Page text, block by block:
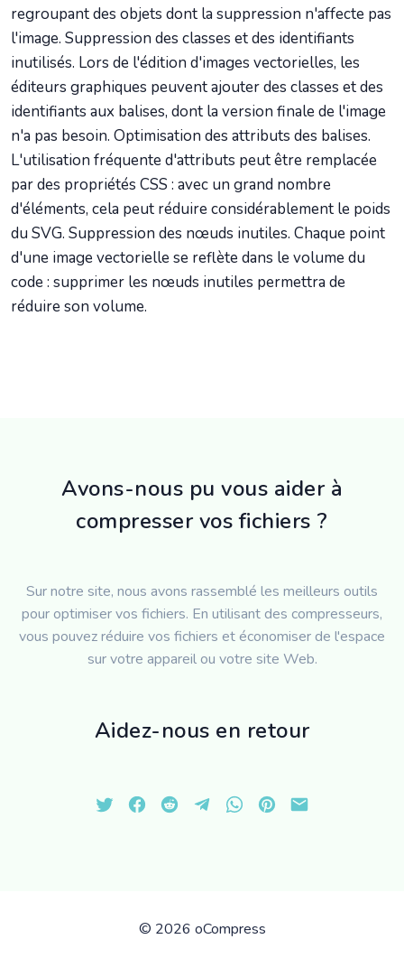
regroupant des objets dont la suppression n'affecte pas
l'image. Suppression des classes et des identifiants
inutilisés. Lors de l'édition d'images vectorielles, les
éditeurs graphiques peuvent ajouter des classes et des
identifiants aux balises, dont la version finale de l'image
n'a pas besoin. Optimisation des attributs des balises.
L'utilisation fréquente d'attributs peut être remplacée
par des propriétés CSS : avec un grand nombre
d'éléments, cela peut réduire considérablement le poids
du SVG. Suppression des nœuds inutiles. Chaque point
d'une image vectorielle se reflète dans le volume du
code : supprimer les nœuds inutiles permettra de
réduire son volume.
Avons-nous pu vous aider à
compresser vos fichiers ?
Sur notre site, nous avons rassemblé les meilleurs outils
pour optimiser vos fichiers. En utilisant des compresseurs,
vous pouvez réduire vos fichiers et économiser de l'espace
sur votre appareil ou votre site Web.
Aidez-nous en retour
© 2026 oCompress